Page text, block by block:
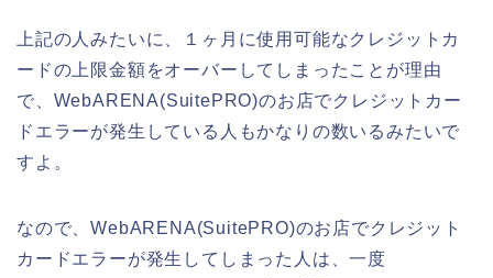
上記の人みたいに、１ヶ月に使用可能なクレジットカ
ードの上限金額をオーバーしてしまったことが理由
で、WebARENA(SuitePRO)のお店でクレジットカー
ドエラーが発生している人もかなりの数いるみたいで
すよ。
なので、WebARENA(SuitePRO)のお店でクレジット
カードエラーが発生してしまった人は、一度